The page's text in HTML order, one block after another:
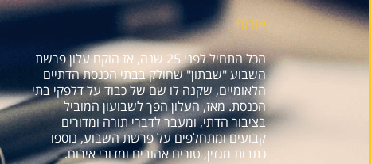
אודות
הכל התחיל לפני 25 שנה, אז הוקם עלון פרשת
השבוע "שבתון" שחולק בבתי הכנסת הדתיים
הלאומיים, שקנה לו שם של כבוד על דלפקי בתי
הכנסת. מאז, העלון הפך לשבועון המוביל
בציבור הדתי, ומעבר לדברי תורה ומדורים
קבועים ומתחלפים על פרשת השבוע, נוספו
כתבות מגזין, טורים אהובים ומדורי אירוח.